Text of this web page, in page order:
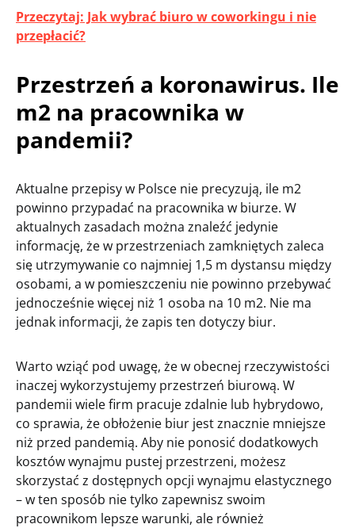
Przeczytaj: Jak wybrać biuro w coworkingu i nie
przepłacić?
Przestrzeń a koronawirus. Ile
m2 na pracownika w
pandemii?
Aktualne przepisy w Polsce nie precyzują, ile m2
powinno przypadać na pracownika w biurze. W
aktualnych zasadach można znaleźć jedynie
informację, że w przestrzeniach zamkniętych zaleca
się utrzymywanie co najmniej 1,5 m dystansu między
osobami, a w pomieszczeniu nie powinno przebywać
jednocześnie więcej niż 1 osoba na 10 m2. Nie ma
jednak informacji, że zapis ten dotyczy biur.
Warto wziąć pod uwagę, że w obecnej rzeczywistości
inaczej wykorzystujemy przestrzeń biurową. W
pandemii wiele firm pracuje zdalnie lub hybrydowo,
co sprawia, że obłożenie biur jest znacznie mniejsze
niż przed pandemią. Aby nie ponosić dodatkowych
kosztów wynajmu pustej przestrzeni, możesz
skorzystać z dostępnych opcji wynajmu elastycznego
– w ten sposób nie tylko zapewnisz swoim
pracownikom lepsze warunki, ale również